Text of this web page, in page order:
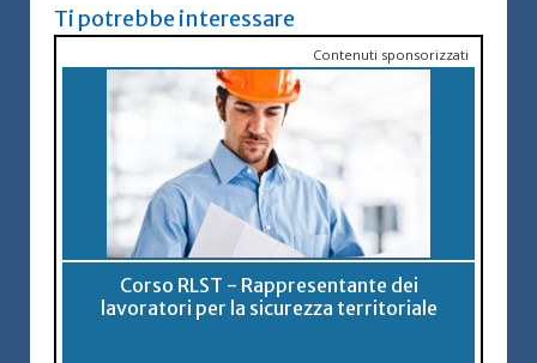
Ti potrebbe interessare
Contenuti sponsorizzati
Corso RLST - Rappresentante dei
lavoratori per la sicurezza territoriale